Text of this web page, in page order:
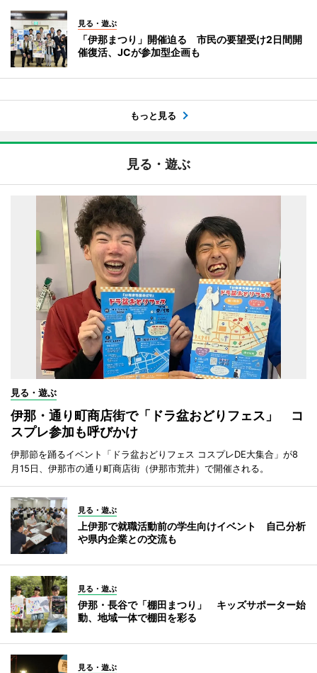
見る・遊ぶ
「伊那まつり」開催迫る 市民の要望受け2日間開
催復活、JCが参加型企画も
もっと見る
見る・遊ぶ
見る・遊ぶ
伊那・通り町商店街で「ドラ盆おどりフェス」 コ
スプレ参加も呼びかけ
伊那節を踊るイベント「ドラ盆おどりフェス コスプレDE大集合」が8
月15日、伊那市の通り町商店街（伊那市荒井）で開催される。
見る・遊ぶ
上伊那で就職活動前の学生向けイベント 自己分析
や県内企業との交流も
見る・遊ぶ
伊那・長谷で「棚田まつり」 キッズサポーター始
動、地域一体で棚田を彩る
見る・遊ぶ